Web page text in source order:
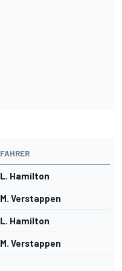
FAHRER
L. Hamilton
M. Verstappen
L. Hamilton
M. Verstappen